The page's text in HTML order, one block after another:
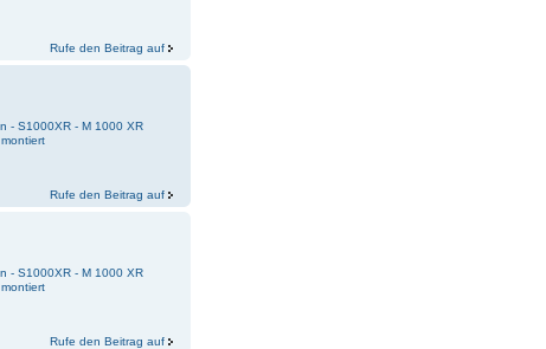
Rufe den Beitrag auf
- S1000XR - M 1000 XR
Rufe den Beitrag auf
- S1000XR - M 1000 XR
Rufe den Beitrag auf